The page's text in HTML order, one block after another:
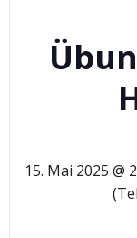
15. Mai 2025 @